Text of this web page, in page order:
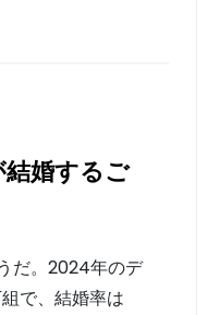
婚するご
だ。2024年のデ
で、結婚率は